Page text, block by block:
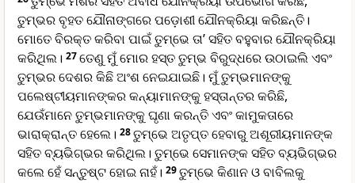
ତୁମ୍ଭର ବୃହତ ଯୌନାଙ୍ଗରେ ପଡ଼ୋଶୀ ଯୌନକ୍ରିୟା କରିଛନ୍ତି।
ମୋତେ ବିରକ୍ତ କରିବା ପାଇଁ ତୁମ୍ଭେ ତା’ ସହିତ ବହୁବାର ଯୌନକ୍ରିୟା
କରିଥିଲ। 27ତେଣୁ ମୁଁ ମୋର ହସ୍ତ ତୁମ୍ଭ ବିରୁଦ୍ଧରେ ଉଠାଇଲି ଏବଂ
ତୁମ୍ଭର ଦେଶର କିଛି ଅଂଶ ନେଇଯାଇଛି। ମୁଁ ତୁମ୍ଭମାନଙ୍କୁ
ପଲେଷ୍ଟୀୟମାନଙ୍କର କନ୍ୟାମାନଙ୍କୁ ହସ୍ତାନ୍ତର କରିଛି,
ଯେଉଁମାନେ ତୁମ୍ଭମାନଙ୍କୁ ଘୃଣା କରନ୍ତି ଏବଂ କାମୁକତାରେ
ଭାରାକ୍ରାନ୍ତ ହେଲେ। 28ତୁମ୍ଭେ ଅତୃପ୍ତ ହେବାରୁ ଅଶୂରୀୟମାନଙ୍କ
ସହିତ ବ୍ୟଭିଗ୍ଭର କରିଥିଲ। ତୁମ୍ଭେ ସେମାନଙ୍କ ସହିତ ବ୍ୟଭିଗ୍ଭର
କଲେ ହେଁ ସନ୍ତୁଷ୍ଟ ହୋଇ ନାହଁ। 29ତୁମ୍ଭେ କିଣାନ ଓ ବାବିଲକୁ